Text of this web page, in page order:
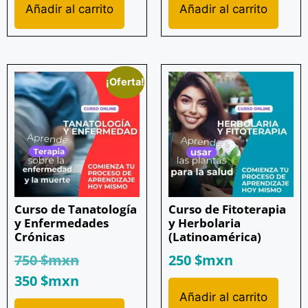
Añadir al carrito Añadir al carrito
¡Oferta!
Curso de Tanatología
y Enfermedades
Crónicas
750$mxn
350$mxn
Curso de Fitoterapia
y Herbolaria
(Latinoamérica)
250$mxn
Añadir al carrito